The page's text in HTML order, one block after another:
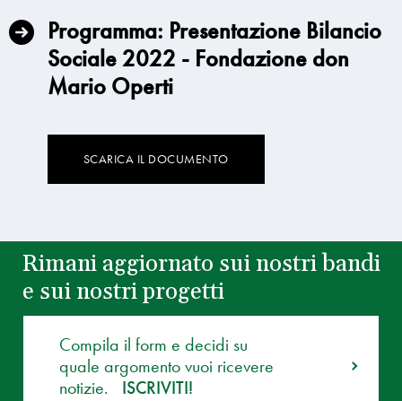
Programma: Presentazione Bilancio
Sociale 2022 - Fondazione don
Mario Operti
SCARICA IL DOCUMENTO
Rimani aggiornato sui nostri bandi
e sui nostri progetti
Compila il form e decidi su
quale argomento vuoi ricevere
notizie.
ISCRIVITI!